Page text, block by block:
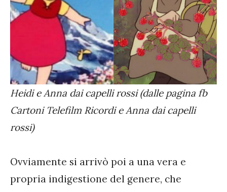
Heidi e Anna dai capelli rossi (dalle pagina fb
Cartoni Telefilm Ricordi e Anna dai capelli
rossi)
Ovviamente si arrivò poi a una vera e
propria indigestione del genere, che